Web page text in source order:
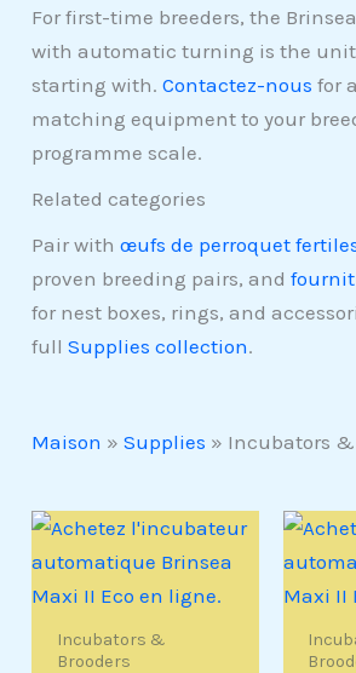
For first-time breeders, the
with automatic turning is the unit
starting with.Contactez-nous for
matching equipment to your
programme scale.
Related categories
Pair withœufs de perroquet
proven breeding pairs, and
for nest boxes, rings, and
fullSupplies collection.
Maison »Supplies » Incubators &
Incubators &
Brooders